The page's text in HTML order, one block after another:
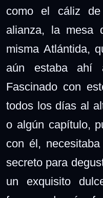
como el cáliz
alianza, la mesa
misma Atlántida,
aún estaba
Fascinado con
todos los días al
o algún capítulo,
con él,
secreto para
un exquisito